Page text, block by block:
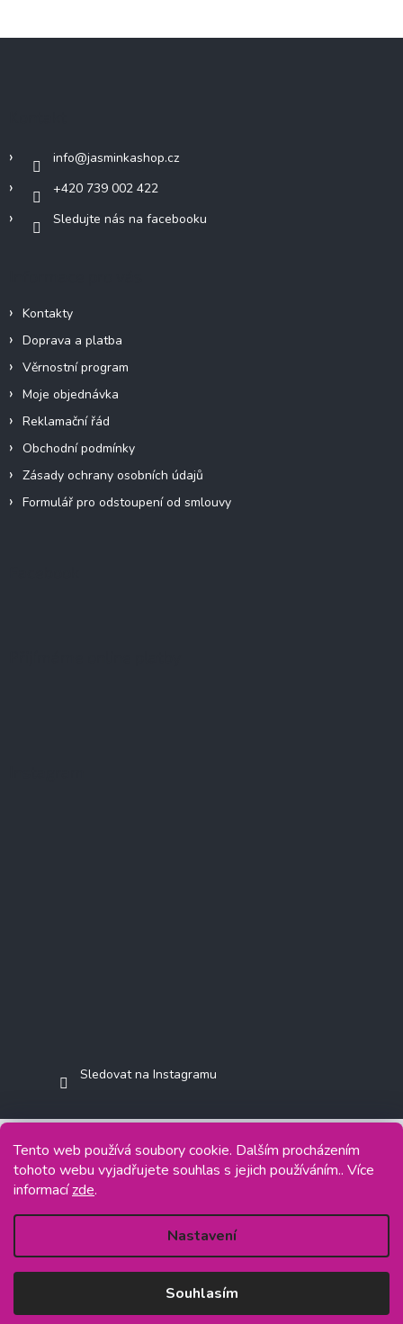
Tento web používá soubory cookie. Dalším procházením
tohoto webu vyjadřujete souhlas s jejich používáním.. Více
informacízde.
Nastavení
Souhlasím
info@jasminkashop.cz
+420 739 002 422
Sledujte nás na facebooku
Kontakty
Doprava a platba
Věrnostní program
Moje objednávka
Reklamační řád
Obchodní podmínky
Zásady ochrany osobních údajů
Formulář pro odstoupení od smlouvy
Sledovat na Instagramu
Copyright 2026Jasminkashop.cz. Všechna práva vyhrazena.
Vytvořil Shoptet